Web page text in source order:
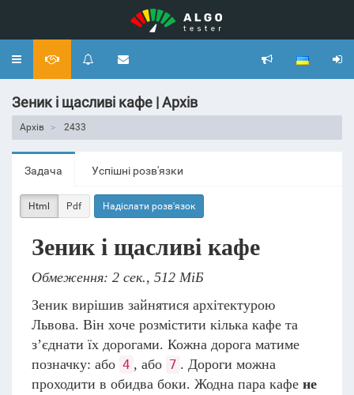
Toggle
Зеник і щасливі кафе | Архів
Архів 2433
Задача Успішні розв'язки
Html Pdf Надіслати розв'язок
Зеник і щасливі кафе
Обмеження: 2 сек., 512 МіБ
Зеник вирішив зайнятися архітектурою
Львова. Він хоче розмістити кілька кафе та
з’єднати їх дорогами. Кожна дорога матиме
позначку: або 4 , або 7 . Дороги можна
проходити в обидва боки. Жодна пара кафе не